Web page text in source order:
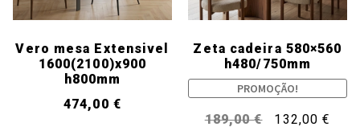
Vero mesa Extensivel
1600(2100)x900
h800mm
474,00 €
Zeta cadeira 580×560
h480/750mm
PROMOÇÃO!
189,00€ 132,00€